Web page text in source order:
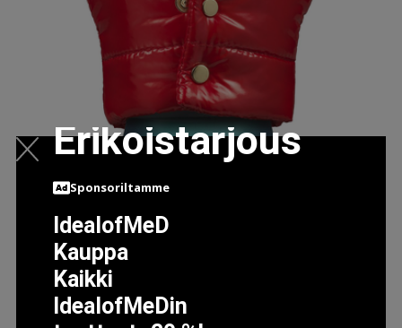
LE MALE EAU DE TOILETTE XMAS HAJUVESI EAU DE
Erikoistarjous
Sponsoriltamme
IdealofMeD
Kauppa
Kaikki
IdealofMeDin